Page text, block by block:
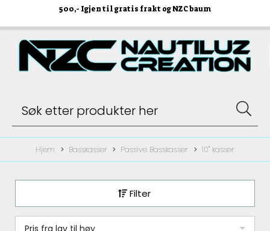
500,- Igjen til gratis frakt og NZC baum
Hjem Basskasser Passive Basskasser 10" kasser
Filter
Pris fra lav til høy